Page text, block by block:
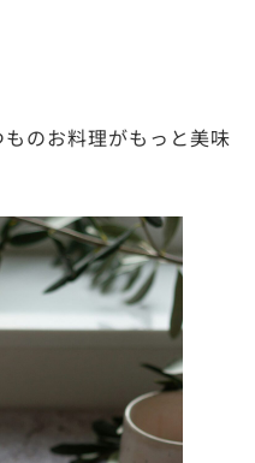
のお料理がもっと美味